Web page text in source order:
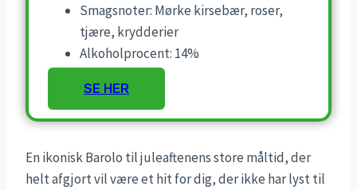
Smagsnoter: Mørke kirsebær, roser,
tjære, krydderier
Alkoholprocent: 14%
SE HER
En ikonisk Barolo til juleaftenens store måltid, der
helt afgjort vil være et hit for dig, der ikke har lyst til